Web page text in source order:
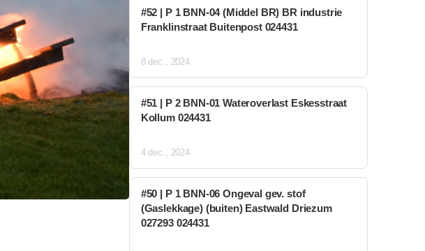
#52 | P 1 BNN-04 (Middel BR) BR industrie
Franklinstraat Buitenpost 024431
8 dec., 2024
#51 | P 2 BNN-01 Wateroverlast Eskesstraat
Kollum 024431
4 dec., 2024
#50 | P 1 BNN-06 Ongeval gev. stof
(Gaslekkage) (buiten) Eastwald Driezum
027293 024431